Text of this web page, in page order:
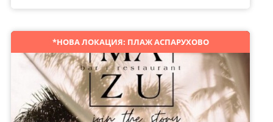
*НОВА ЛОКАЦИЯ: ПЛАЖ АСПАРУХОВО